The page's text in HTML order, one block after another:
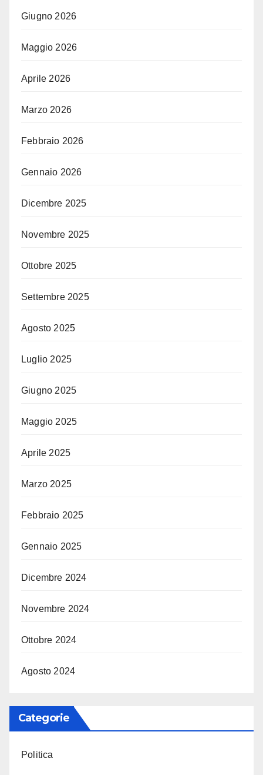
Giugno 2026
Maggio 2026
Aprile 2026
Marzo 2026
Febbraio 2026
Gennaio 2026
Dicembre 2025
Novembre 2025
Ottobre 2025
Settembre 2025
Agosto 2025
Luglio 2025
Giugno 2025
Maggio 2025
Aprile 2025
Marzo 2025
Febbraio 2025
Gennaio 2025
Dicembre 2024
Novembre 2024
Ottobre 2024
Agosto 2024
Categorie
Politica